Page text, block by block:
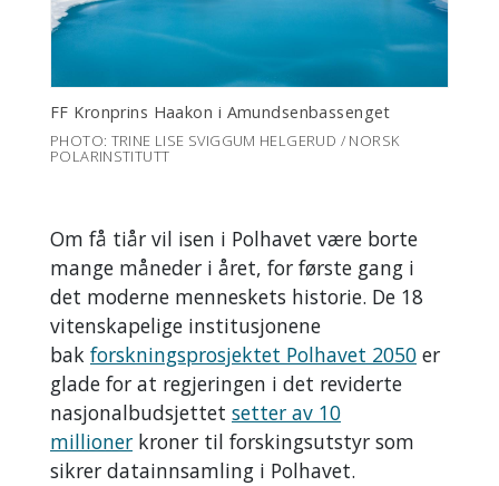
FF Kronprins Haakon i Amundsenbassenget
PHOTO: TRINE LISE SVIGGUM HELGERUD / NORSK
POLARINSTITUTT
Om få tiår vil isen i Polhavet være borte
mange måneder i året, for første gang i
det moderne menneskets historie. De 18
vitenskapelige institusjonene
bak forskningsprosjektet Polhavet 2050 er
glade for at regjeringen i det reviderte
nasjonalbudsjettet setter av 10
millioner kroner til forskingsutstyr som
sikrer datainnsamling i Polhavet.